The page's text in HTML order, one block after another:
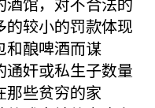
较小的罚款体现
和酿啤酒而谋
奸或私生子数量
那些贫穷的家